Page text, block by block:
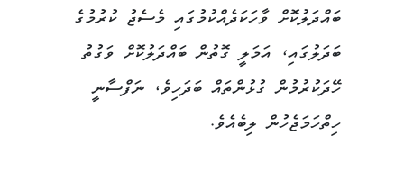
ބައްދަލުކޮށް ވާހަކަދެއްކުމުގައި މެސެޖު ކުރުމުގެ
ބަދަލުގައި، އަމަލީ ގޮތުން ބައްދަލުކޮށް ވަގުތު
ހޭދަކުރުމުން ގުޅުންތައް ބަދަހިވެ، ނަފްސާނީ
ހިތްހަމަޖެހުން ލިބެއެވެ.